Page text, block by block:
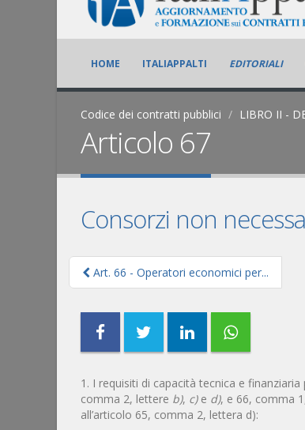
HOME ITALIAPPALTI EDITORIALI
Codice dei contratti pubblici LIBRO II -
Articolo 67
Consorzi non
Art. 66 - Operatori economici per...
1. I requisiti di capacità tecnica e
comma 2, lettere b), c)e d), e 66, comma
all’articolo 65, comma 2, lettera d):